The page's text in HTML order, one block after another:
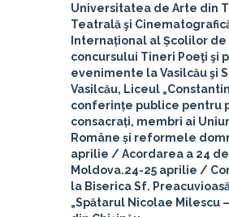
Universitatea de Arte din
Teatrală şi
Internațional al Școlilor de
concursului Tineri Poeţi şi
evenimente la Vasilcău şi
Vasilcău, Liceul
conferințe publice pentru
consacrați, membri ai
Române și reformele
aprilie / Acordarea a 24
Moldova.24-25 aprilie /
la Biserica Sf.
„Spătarul Nicolae Milescu